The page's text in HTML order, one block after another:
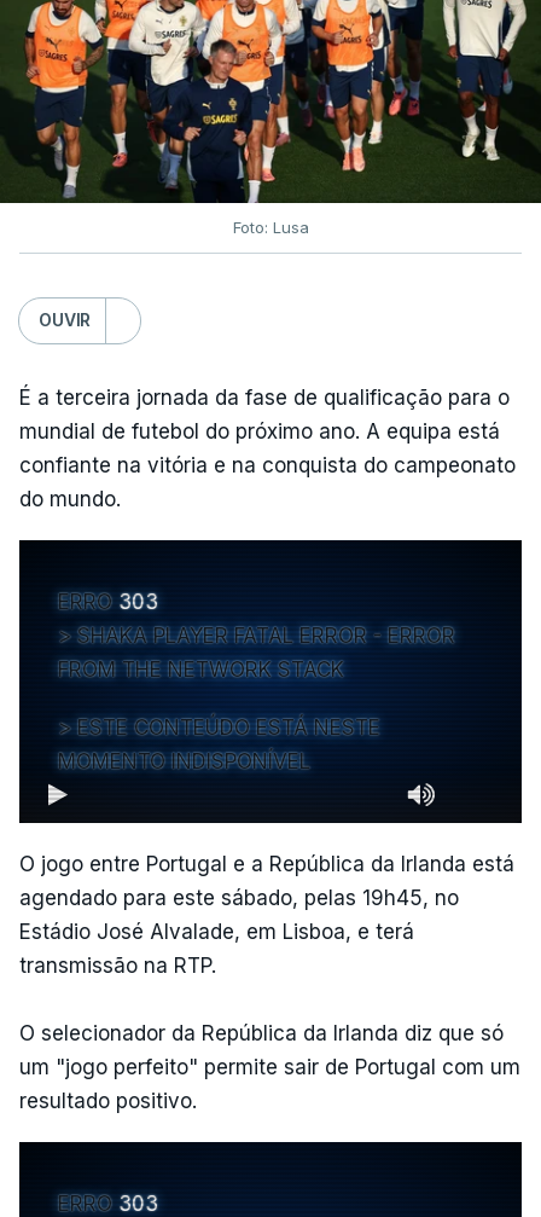
Foto: Lusa
OUVIR
É a terceira jornada da fase de qualificação para o
mundial de futebol do próximo ano. A equipa está
confiante na vitória e na conquista do campeonato
do mundo.
ERRO 303
SHAKA PLAYER FATAL ERROR - ERROR
FROM THE NETWORK STACK
ESTE CONTEÚDO ESTÁ NESTE
MOMENTO INDISPONÍVEL
O jogo entre Portugal e a República da Irlanda está
agendado para este sábado, pelas 19h45, no
Estádio José Alvalade, em Lisboa, e terá
transmissão na RTP.
O selecionador da República da Irlanda diz que só
um "jogo perfeito" permite sair de Portugal com um
resultado positivo.
ERRO 303